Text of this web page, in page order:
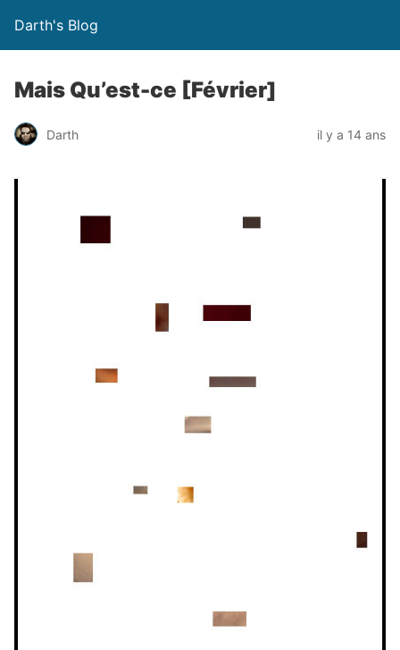
Darth's Blog
Mais Qu’est-ce [Février]
Darth il y a 14 ans